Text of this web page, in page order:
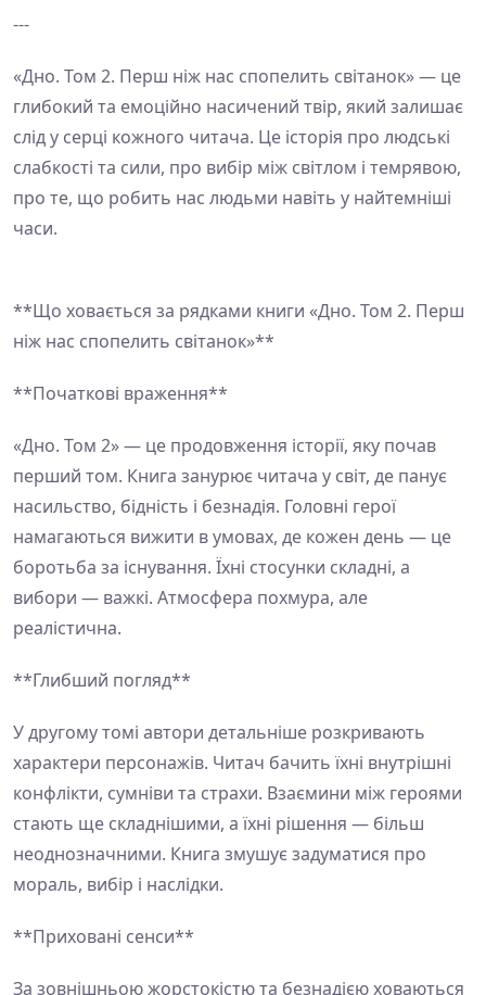
---
«Дно. Том 2. Перш ніж нас спопелить світанок» — це
глибокий та емоційно насичений твір, який залишає
слід у серці кожного читача. Це історія про людські
слабкості та сили, про вибір між світлом і темрявою,
про те, що робить нас людьми навіть у найтемніші
часи.
**Що ховається за рядками книги «Дно. Том 2. Перш
ніж нас спопелить світанок»**
**Початкові враження**
«Дно. Том 2» — це продовження історії, яку почав
перший том. Книга занурює читача у світ, де панує
насильство, бідність і безнадія. Головні герої
намагаються вижити в умовах, де кожен день — це
боротьба за існування. Їхні стосунки складні, а
вибори — важкі. Атмосфера похмура, але
реалістична.
**Глибший погляд**
У другому томі автори детальніше розкривають
характери персонажів. Читач бачить їхні внутрішні
конфлікти, сумніви та страхи. Взаємини між героями
стають ще складнішими, а їхні рішення — більш
неоднозначними. Книга змушує задуматися про
мораль, вибір і наслідки.
**Приховані сенси**
За зовнішньою жорстокістю та безнадією ховаються